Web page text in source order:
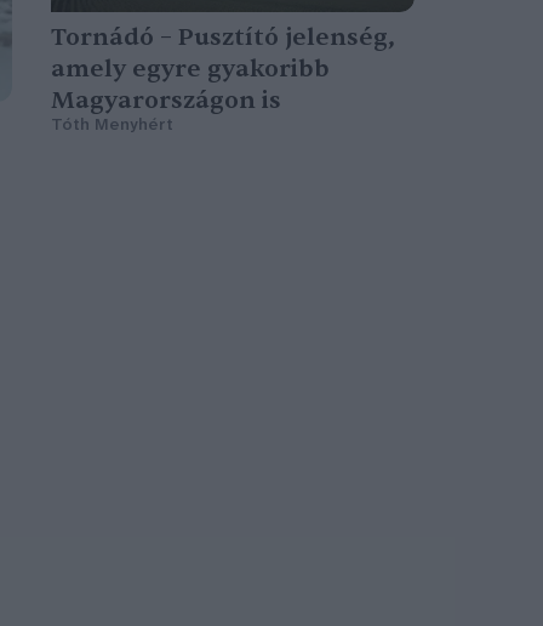
Tornádó – Pusztító jelenség,
amely egyre gyakoribb
Magyarországon is
Tóth Menyhért